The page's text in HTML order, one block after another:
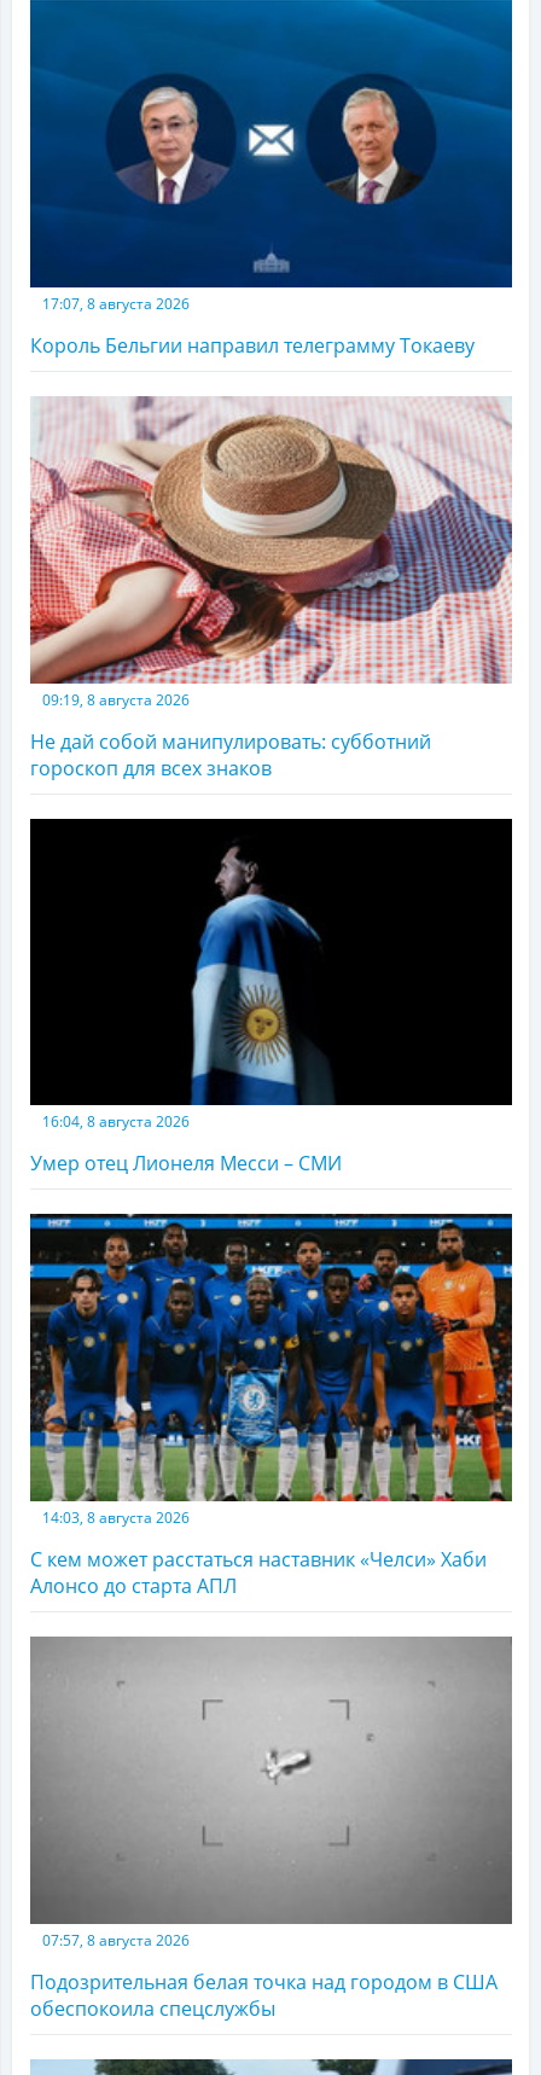
17:07, 8 августа 2026
Король Бельгии направил телеграмму Токаеву
09:19, 8 августа 2026
Не дай собой манипулировать: субботний
гороскоп для всех знаков
16:04, 8 августа 2026
Умер отец Лионеля Месси – СМИ
14:03, 8 августа 2026
С кем может расстаться наставник «Челси» Хаби
Алонсо до старта АПЛ
07:57, 8 августа 2026
Подозрительная белая точка над городом в США
обеспокоила спецслужбы